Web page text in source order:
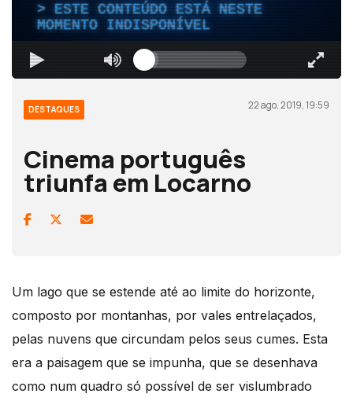
ESTE CONTEÚDO ESTÁ NESTE
MOMENTO INDISPONÍVEL
DESTAQUES 22 ago, 2019, 19:59
Cinema português
triunfa em Locarno
Um lago que se estende até ao limite do horizonte,
composto por montanhas, por vales entrelaçados,
pelas nuvens que circundam pelos seus cumes. Esta
era a paisagem que se impunha, que se desenhava
como num quadro só possível de ser vislumbrado